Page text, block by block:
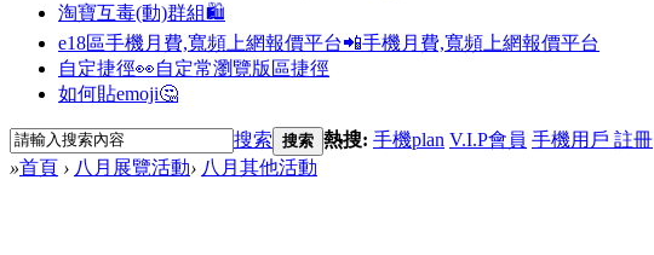
淘寶互毒(動)群組🛍️
e18區手機月費,寬頻上網報價平台📲手機月費,寬頻上網報價平台
自定捷徑👀自定常瀏覽版區捷徑
如何貼emoji🤔
搜索 搜索 熱搜: 手機plan V.I.P會員 手機用戶 註冊
»首頁 › 八月展覽活動› 八月其他活動